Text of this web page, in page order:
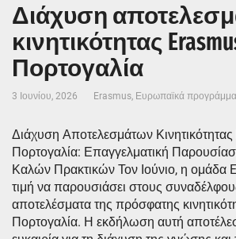
Διάχυση
κινητικότητας
Πορτογαλία
3 Ιουνίου, 2026 Erasmus Ευρωπαϊκά
Διάχυση Αποτελεσμάτων
Πορτογαλία: Επαγγελματική
Καλών Πρακτικών Τον Ιούνιο, η ομάδα
τιμή να παρουσιάσει στους
αποτελέσματα της πρόσφατης
Πορτογαλία. Η εκδήλωση αυτή